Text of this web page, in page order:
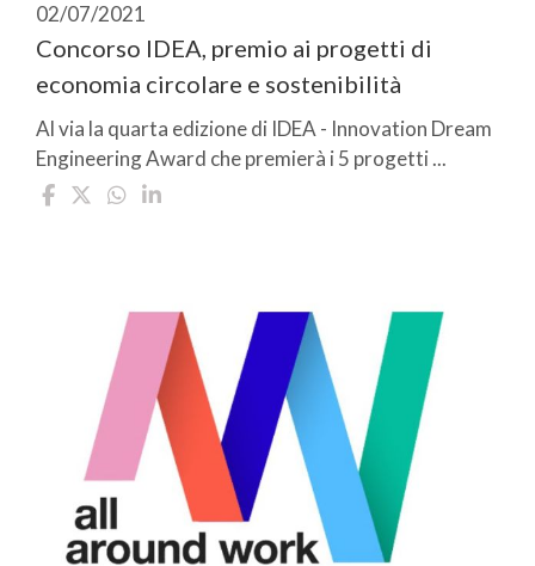
02/07/2021
Concorso IDEA, premio ai progetti di
economia circolare e sostenibilità
Al via la quarta edizione di IDEA - Innovation Dream
Engineering Award che premierà i 5 progetti ...